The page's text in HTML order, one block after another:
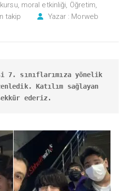
, moral etkinliği, Öğretim,
takip Yazar : Morweb
7. sınıflarımıza yönelik
Katılım sağlayan
ederiz.